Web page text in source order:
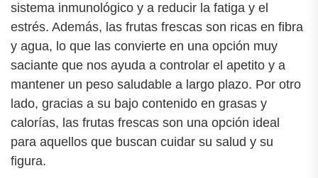
sistema inmunológico y a reducir la fatiga y el
estrés. Además, las frutas frescas son ricas en fibra
y agua, lo que las convierte en una opción muy
saciante que nos ayuda a controlar el apetito y a
mantener un peso saludable a largo plazo. Por otro
lado, gracias a su bajo contenido en grasas y
calorías, las frutas frescas son una opción ideal
para aquellos que buscan cuidar su salud y su
figura.